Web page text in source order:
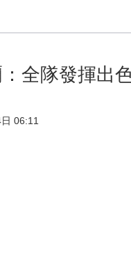
全隊發揮出
06:11